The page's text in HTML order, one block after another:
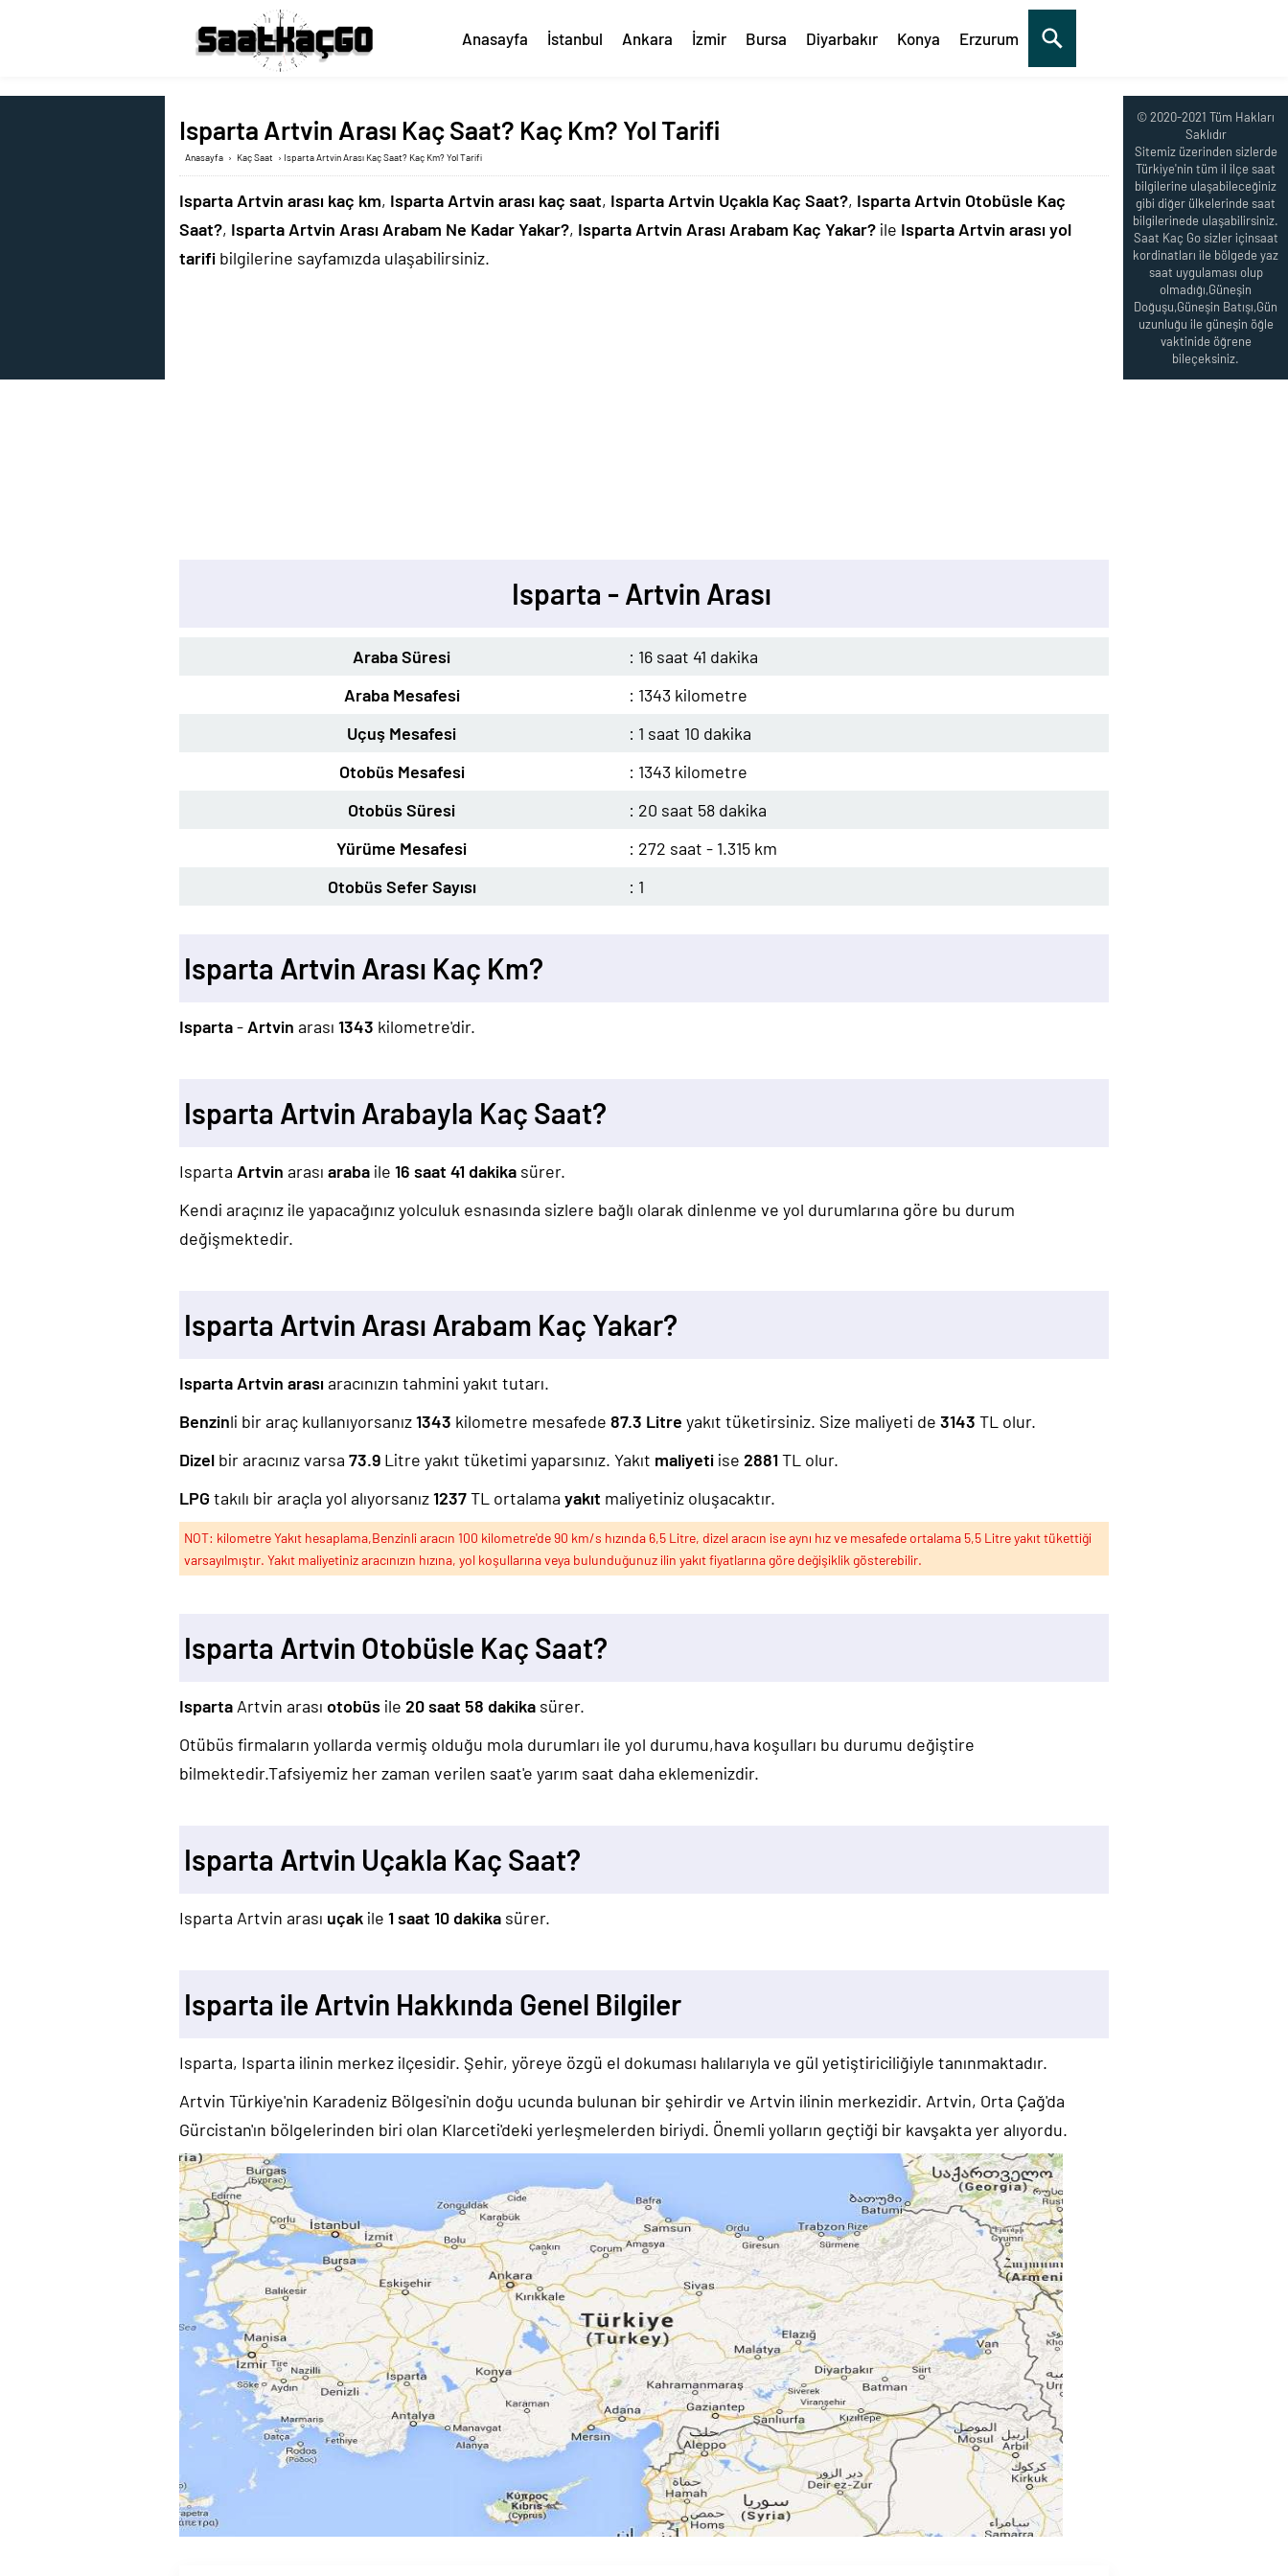
Anasayfa İstanbul Ankara İzmir Bursa Diyarbakır Konya Erzurum
Isparta Artvin Arası Kaç Saat? Kaç Km? Yol Tarifi
Anasayfa › Kaç Saat › Isparta Artvin Arası Kaç Saat? Kaç Km? Yol Tarifi
Isparta Artvin arası kaç km, Isparta Artvin arası kaç saat, Isparta Artvin Uçakla Kaç Saat?, Isparta Artvin Otobüsle Kaç
Saat?, Isparta Artvin Arası Arabam Ne Kadar Yakar?, Isparta Artvin Arası Arabam Kaç Yakar? ile Isparta Artvin arası yol
tarifi bilgilerine sayfamızda ulaşabilirsiniz.
Isparta - Artvin Arası
Araba Süresi
: 16 saat 41 dakika
Araba Mesafesi
: 1343 kilometre
Uçuş Mesafesi
: 1 saat 10 dakika
Otobüs Mesafesi
: 1343 kilometre
Otobüs Süresi
: 20 saat 58 dakika
Yürüme Mesafesi
: 272 saat - 1.315 km
Otobüs Sefer Sayısı
: 1
Isparta Artvin Arası Kaç Km?
Isparta- Artvin arası 1343 kilometre'dir.
Isparta Artvin Arabayla Kaç Saat?
Isparta Artvin arası araba ile 16 saat 41 dakika sürer.
Kendi araçınız ile yapacağınız yolculuk esnasında sizlere bağlı olarak dinlenme ve yol durumlarına göre bu durum
değişmektedir.
Isparta Artvin Arası Arabam Kaç Yakar?
Isparta Artvin arasıaracınızın tahmini yakıt tutarı.
Benzinli bir araç kullanıyorsanız1343 kilometre mesafede 87.3 Litre yakıt tüketirsiniz. Size maliyeti de 3143 TL olur.
Dizel bir aracınız varsa 73.9 Litre yakıt tüketimi yaparsınız. Yakıt maliyeti ise 2881TL olur.
LPG takılı bir araçla yol alıyorsanız1237TL ortalama yakıt maliyetiniz oluşacaktır.
NOT: kilometre Yakıt hesaplama,Benzinli aracın 100 kilometre'de 90 km/s hızında 6,5 Litre, dizel aracın ise aynı hız ve mesafede ortalama 5,5 Litre yakıt tükettiği
varsayılmıştır. Yakıt maliyetiniz aracınızın hızına, yol koşullarına veya bulunduğunuz ilin yakıt fiyatlarına göre değişiklik gösterebilir.
Isparta Artvin Otobüsle Kaç Saat?
Isparta Artvin arası otobüs ile 20 saat 58 dakika sürer.
Otübüs firmaların yollarda vermiş olduğu mola durumları ile yol durumu,hava koşulları bu durumu değiştire
bilmektedir.Tafsiyemiz her zaman verilen saat'e yarım saat daha eklemenizdir.
Isparta Artvin Uçakla Kaç Saat?
Isparta Artvin arası uçak ile 1 saat 10 dakika sürer.
Isparta ile Artvin Hakkında Genel Bilgiler
Isparta, Isparta ilinin merkez ilçesidir. Şehir, yöreye özgü el dokuması halılarıyla ve gül yetiştiriciliğiyle tanınmaktadır.
Artvin Türkiye'nin Karadeniz Bölgesi'nin doğu ucunda bulunan bir şehirdir ve Artvin ilinin merkezidir. Artvin, Orta Çağ'da
Gürcistan'ın bölgelerinden biri olan Klarceti'deki yerleşmelerden biriydi. Önemli yolların geçtiği bir kavşakta yer alıyordu.
© 2020-2021 Tüm Hakları
Saklıdır
Sitemiz üzerinden sizlerde
Türkiye'nin tüm il ilçe saat
bilgilerine ulaşabileceğiniz
gibi diğer ülkelerinde saat
bilgilerinede ulaşabilirsiniz.
Saat Kaç Go sizler içinsaat
kordinatları ile bölgede yaz
saat uygulaması olup
olmadığı,Güneşin
Doğuşu,Güneşin Batışı,Gün
uzunluğu ile güneşin öğle
vaktinide öğrene
bileçeksiniz.